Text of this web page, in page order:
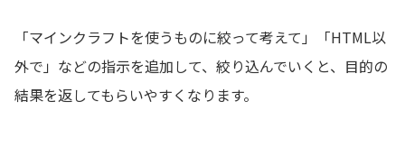
「マインクラフトを使うものに絞って考えて」「HTML以
外で」などの指示を追加して、絞り込んでいくと、目的の
結果を返してもらいやすくなります。